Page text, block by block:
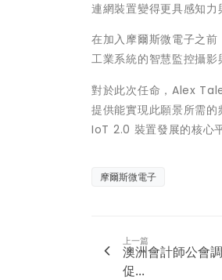
連網裝置變得更具感知
在加入摩爾斯微電子之
工業系統的智慧監控攝影
對於此次任命，Alex
提供能實現此願景所需
IoT 2.0 裝置發展的核心
摩爾斯微電子
上一篇
澳洲會計師公會
促...